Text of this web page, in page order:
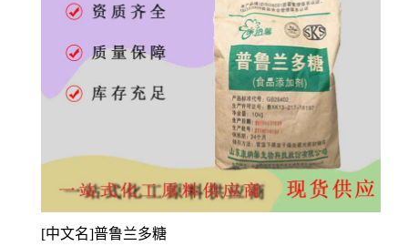
[中文名]普鲁兰多糖